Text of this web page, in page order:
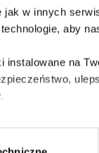
jak w innych
aby
instalowane na
które są nam